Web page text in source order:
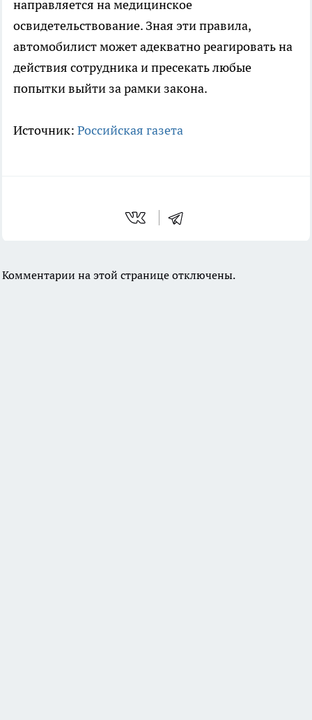
направляется на медицинское
освидетельствование. Зная эти правила,
автомобилист может адекватно реагировать на
действия сотрудника и пресекать любые
попытки выйти за рамки закона.
Источник: Российская газета
Комментарии на этой странице отключены.